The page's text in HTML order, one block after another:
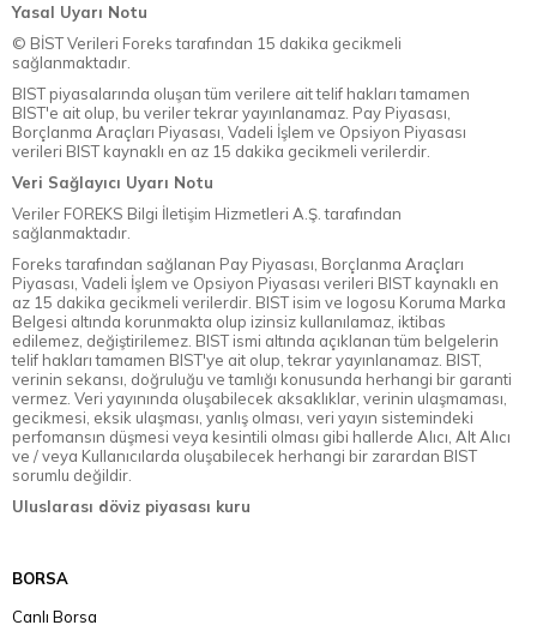
Yasal Uyarı Notu
© BİST Verileri Foreks tarafından 15 dakika gecikmeli
sağlanmaktadır.
BIST piyasalarında oluşan tüm verilere ait telif hakları tamamen
BIST'e ait olup, bu veriler tekrar yayınlanamaz. Pay Piyasası,
Borçlanma Araçları Piyasası, Vadeli İşlem ve Opsiyon Piyasası
verileri BIST kaynaklı en az 15 dakika gecikmeli verilerdir.
Veri Sağlayıcı Uyarı Notu
Veriler FOREKS Bilgi İletişim Hizmetleri A.Ş. tarafından
sağlanmaktadır.
Foreks tarafından sağlanan Pay Piyasası, Borçlanma Araçları
Piyasası, Vadeli İşlem ve Opsiyon Piyasası verileri BIST kaynaklı en
az 15 dakika gecikmeli verilerdir. BIST isim ve logosu Koruma Marka
Belgesi altında korunmakta olup izinsiz kullanılamaz, iktibas
edilemez, değiştirilemez. BIST ismi altında açıklanan tüm belgelerin
telif hakları tamamen BIST'ye ait olup, tekrar yayınlanamaz. BIST,
verinin sekansı, doğruluğu ve tamlığı konusunda herhangi bir garanti
vermez. Veri yayınında oluşabilecek aksaklıklar, verinin ulaşmaması,
gecikmesi, eksik ulaşması, yanlış olması, veri yayın sistemindeki
perfomansın düşmesi veya kesintili olması gibi hallerde Alıcı, Alt Alıcı
ve / veya Kullanıcılarda oluşabilecek herhangi bir zarardan BIST
sorumlu değildir.
Uluslarası döviz piyasası kuru
BORSA
Canlı Borsa